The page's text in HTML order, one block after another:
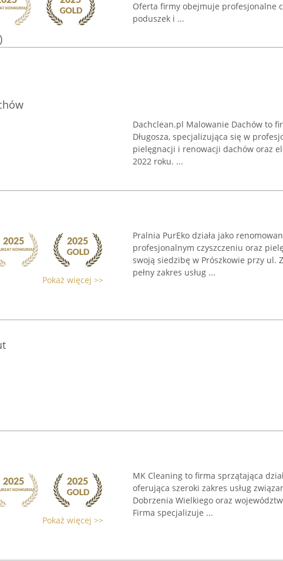
Oferta firmy obejmuje profesjonalne
poduszek i ...
Dachclean.pl Malowanie Dachów to
Długosza, specjalizująca się w
pielęgnacji i renowacji dachów oraz
2022 roku. ...
Pokaż więcej >>
Pralnia PurEko działa jako
profesjonalnym czyszczeniu oraz
swoją siedzibę w Prószkowie przy ul.
pełny zakres usług ...
Pokaż więcej >>
MK Cleaning to firma sprzątająca
oferująca szeroki zakres usług
Dobrzenia Wielkiego oraz
Firma specjalizuje ...